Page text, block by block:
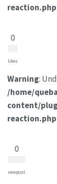
reaction.php
0
likes
Warning:
/home/
content/
reaction.php
0
newpost